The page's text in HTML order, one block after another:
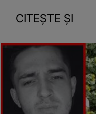
CITEȘTE ȘI